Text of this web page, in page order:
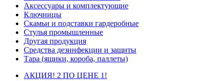
Аксессуары и комплектующие
Ключницы
Скамьи и подставки гардеробные
Стулья промышленные
Другая продукция
Средства дезинфекции и защиты
Тара (ящики, короба, паллеты)
АКЦИЯ! 2 ПО ЦЕНЕ 1!